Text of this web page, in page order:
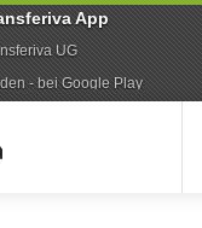
App
UG
- bei Google Play